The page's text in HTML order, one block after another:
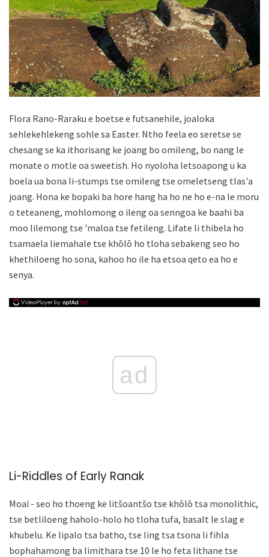
Flora Rano-Raraku e boetse e futsanehile, joaloka
sehlekehlekeng sohle sa Easter. Ntho feela eo seretse se
chesang se ka ithorisang ke joang bo omileng, bo nang le
monate o motle oa sweetish. Ho nyoloha letsoapong u ka
boela ua bona li-stumps tse omileng tse omeletseng tlas'a
joang. Hona ke bopaki ba hore hang ha ho ne ho e-na le moru
o teteaneng, mohlomong o ileng oa senngoa ke baahi ba
moo lilemong tse 'maloa tse fetileng. Lifate li thibela ho
tsamaela liemahale tse khōlō ho tloha sebakeng seo ho
khethiloeng ho sona, kahoo ho ile ha etsoa qeto ea ho e
senya.
ad
Li-Riddles of Early Ranak
Moai - seo ho thoeng ke litšoantšo tse khōlō tsa monolithic,
tse betliloeng haholo-holo ho tloha tufa, basalt le slag e
khubelu. Ke lipalo tsa batho, tse ling tsa tsona li fihla
bophahamong ba limithara tse 10 le ho feta lithane tse